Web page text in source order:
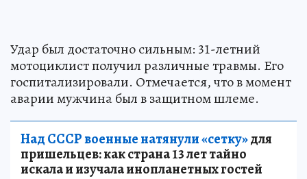
Удар был достаточно сильным: 31-летний
мотоциклист получил различные травмы. Его
госпитализировали. Отмечается, что в момент
аварии мужчина был в защитном шлеме.
Над СССР военные натянули «сетку»для
пришельцев: как страна 13 лет тайно
искала и изучала инопланетных гостей